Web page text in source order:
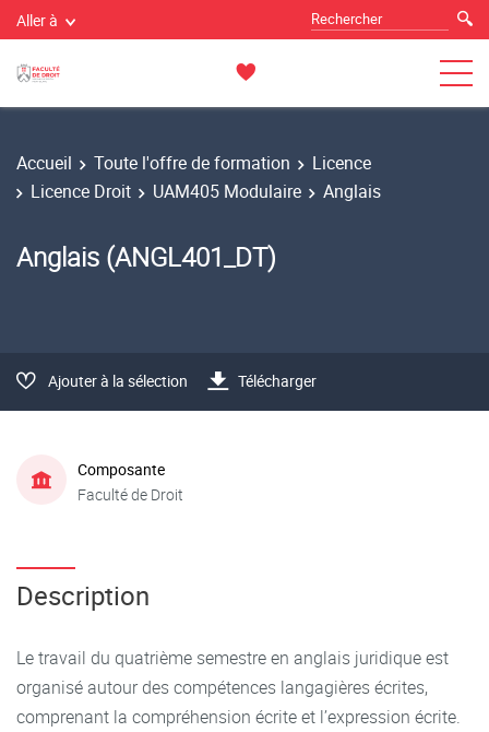
Aller à
Accueil Toute l'offre de formation
Licence
Licence Droit
UAM405 Modulaire Anglais
Anglais (ANGL401_DT)
Ajouter à la sélection Télécharger
Composante
Faculté de Droit
Description
Le travail du quatrième semestre en anglais juridique est
organisé autour des compétences langagières écrites,
comprenant la compréhension écrite et l’expression écrite.